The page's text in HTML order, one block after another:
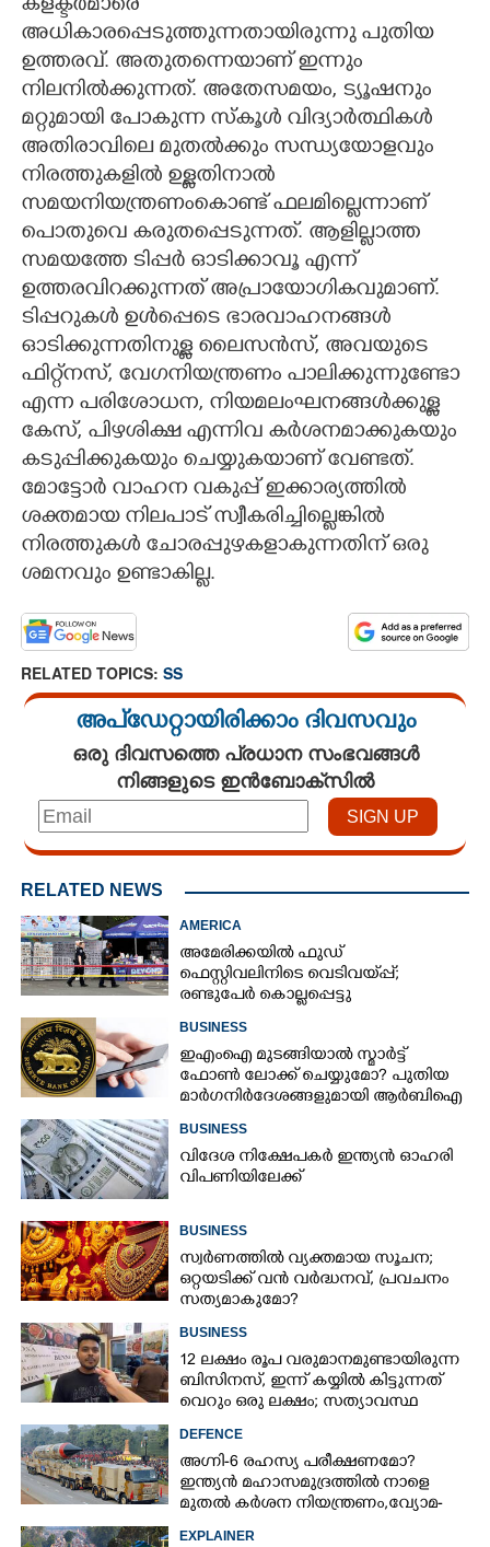
കളക്ടർമാരെ
അധികാരപ്പെടുത്തുന്നതായിരുന്നു പുതിയ
ഉത്തരവ്. അതുതന്നെയാണ് ഇന്നും
നിലനിൽക്കുന്നത്. അതേസമയം,​ ട്യൂഷനും
മറ്റുമായി പോകുന്ന സ്കൂൾ വിദ്യാർത്ഥികൾ
അതിരാവിലെ മുതൽക്കും​ സന്ധ്യയോളവും
നിരത്തുകളിൽ ഉള്ളതിനാൽ
സമയനിയന്ത്രണംകൊണ്ട് ഫലമില്ലെന്നാണ്
പൊതുവെ കരുതപ്പെടുന്നത്. ആളില്ലാത്ത
സമയത്തേ ടിപ്പർ ഓടിക്കാവൂ എന്ന്
ഉത്തരവിറക്കുന്നത് അപ്രായോഗികവുമാണ്.
ടിപ്പറുകൾ ഉൾപ്പെടെ ഭാരവാഹനങ്ങൾ
ഓടിക്കുന്നതിനുള്ള ലൈസൻസ്,​ അവയുടെ
ഫിറ്റ്നസ്,​ വേഗനിയന്ത്രണം പാലിക്കുന്നുണ്ടോ
എന്ന പരിശോധന,​ നിയമലംഘനങ്ങൾക്കുള്ള
കേസ്,​ പിഴശിക്ഷ എന്നിവ കർശനമാക്കുകയും
കടുപ്പിക്കുകയും ചെയ്യുകയാണ് വേണ്ടത്.
മോട്ടോർ വാഹന വകുപ്പ് ഇക്കാര്യത്തിൽ
ശക്തമായ നിലപാട് സ്വീകരിച്ചില്ലെങ്കിൽ
നിരത്തുകൾ ചോരപ്പുഴകളാകുന്നതിന് ഒരു
ശമനവും ഉണ്ടാകില്ല.
RELATED TOPICS: SS
അപ്ഡേറ്റായിരിക്കാം ദിവസവും
ഒരു ദിവസത്തെ പ്രധാന സംഭവങ്ങൾ
നിങ്ങളുടെ ഇൻബോക്സിൽ
RELATED NEWS
AMERICA
അമേരിക്കയിൽ ഫുഡ്
ഫെസ്റ്റിവലിനിടെ വെടിവയ്‌പ്പ്;
രണ്ടുപേർ കൊല്ലപ്പെട്ടു
BUSINESS
ഇഎംഐ മുടങ്ങിയാൽ സ്മാർട്ട്
ഫോൺ ലോക്ക് ചെയ്യുമോ? പുതിയ
മാർഗനിർദേശങ്ങളുമായി ആർബിഐ
BUSINESS
വിദേശ നിക്ഷേപകർ ഇന്ത്യൻ ഓഹരി
വിപണിയിലേക്ക്
BUSINESS
സ്വര്‍ണത്തില്‍ വ്യക്തമായ സൂചന;
ഒറ്റയടിക്ക് വന്‍ വര്‍ദ്ധനവ്, പ്രവചനം
സത്യമാകുമോ?
BUSINESS
12 ലക്ഷം രൂപ വരുമാനമുണ്ടായിരുന്ന
ബിസിനസ്, ഇന്ന് കയ്യിൽ കിട്ടുന്നത്
വെറും ഒരു ലക്ഷം; സത്യാവസ്ഥ
വിവരിച്ച് ഉടമ
DEFENCE
അഗ്നി-6 രഹസ്യ പരീക്ഷണമോ?
ഇന്ത്യൻ മഹാസമുദ്രത്തിൽ നാളെ
മുതൽ കർശന നിയന്ത്രണം,വ്യോമ-
സമുദ്ര പാതകൾ അടയ്ക്കും
EXPLAINER